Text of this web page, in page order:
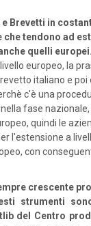
Brevetti in
che tendono ad
quelli europei.
europeo, la
italiano e poi
c'è una
fase
quindi le
l'estensione a
con
crescente
strumenti
del Centro